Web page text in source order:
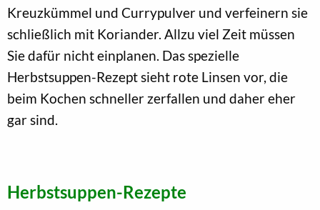
Kreuzkümmel und Currypulver und verfeinern sie
schließlich mit Koriander. Allzu viel Zeit müssen
Sie dafür nicht einplanen. Das spezielle
Herbstsuppen-Rezept sieht rote Linsen vor, die
beim Kochen schneller zerfallen und daher eher
gar sind.
Herbstsuppen-Rezepte